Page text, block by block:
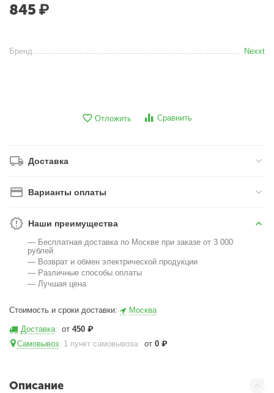
845 ₽
Бренд Nexxt
Отложить Сравнить
Доставка
Варианты оплаты
Наши преимущества
— Бесплатная доставка по Москве при заказе от 3 000
рублей
— Возврат и обмен электрической продукции
— Различные способы оплаты
— Лучшая цена
Стоимость и сроки доставки: Москва
Доставка: от450 ₽
Самовывоз, 1 пункт самовывоза: от0 ₽
Описание